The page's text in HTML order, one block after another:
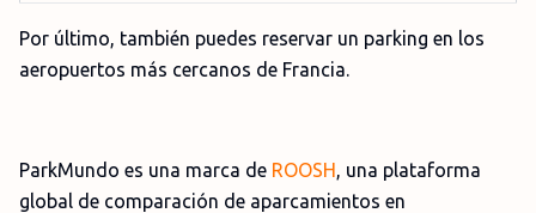
Por último, también puedes reservar un parking en los
aeropuertos más cercanos de Francia.
ParkMundo es una marca de ROOSH, una plataforma
global de comparación de aparcamientos en